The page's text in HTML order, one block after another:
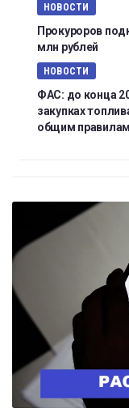
НОВОСТИ
Прокуроров
млн рублей
НОВОСТИ
ФАС: до конца
закупках
общим правилам